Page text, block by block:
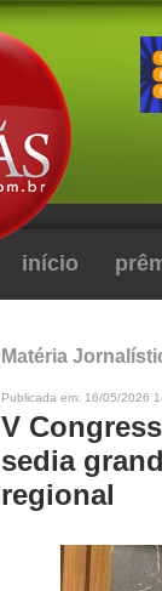
início
Matéria
Publicada em: 16/05/2026
V
sedia
regional